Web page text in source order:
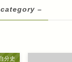
–
分史